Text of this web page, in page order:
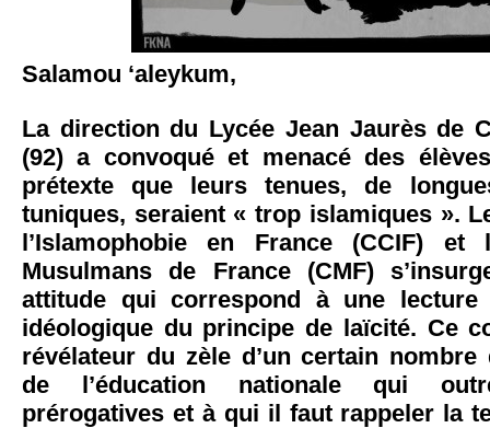
Salamou ‘aleykum,
La direction du Lycée Jean Jaurès de
(92) a convoqué et menacé des
prétexte que leurs tenues, de
tuniques, seraient « trop islamiques ».
l’Islamophobie en France (CCIF)
Musulmans de France (CMF)
attitude qui correspond à une lecture
idéologique du principe de laïcité. Ce
révélateur du zèle d’un certain nombre
de l’éducation nationale qui
prérogatives et à qui il faut rappeler la